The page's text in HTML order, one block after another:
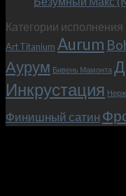
Категории исполнения
Art Titanium Aurum
Аурум Бивень Мамонта
Инкрустация
Финишный сатин